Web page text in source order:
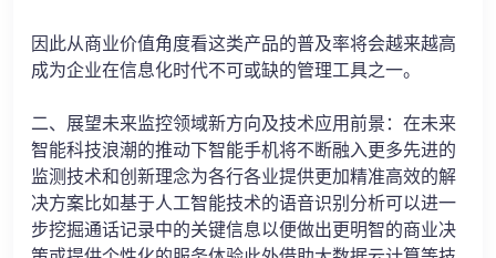
因此从商业价值角度看这类产品的普及率将会越来越高
成为企业在信息化时代不可或缺的管理工具之一。
二、展望未来监控领域新方向及技术应用前景：在未来
智能科技浪潮的推动下智能手机将不断融入更多先进的
监测技术和创新理念为各行各业提供更加精准高效的解
决方案比如基于人工智能技术的语音识别分析可以进一
步挖掘通话记录中的关键信息以便做出更明智的商业决